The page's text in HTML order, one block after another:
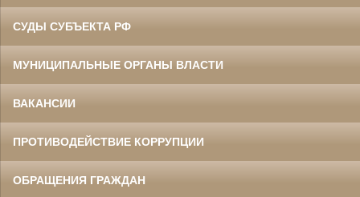
СУДЫ СУБЪЕКТА РФ
МУНИЦИПАЛЬНЫЕ ОРГАНЫ ВЛАСТИ
ВАКАНСИИ
ПРОТИВОДЕЙСТВИЕ КОРРУПЦИИ
ОБРАЩЕНИЯ ГРАЖДАН